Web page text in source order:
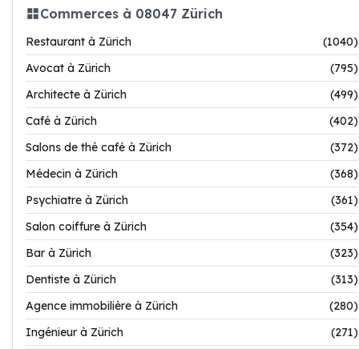
Commerces à 08047 Zürich
Restaurant à Zürich
(1040)
Avocat à Zürich
(795)
Architecte à Zürich
(499)
Café à Zürich
(402)
Salons de thé café à Zürich
(372)
Médecin à Zürich
(368)
Psychiatre à Zürich
(361)
Salon coiffure à Zürich
(354)
Bar à Zürich
(323)
Dentiste à Zürich
(313)
Agence immobilière à Zürich
(280)
Ingénieur à Zürich
(271)